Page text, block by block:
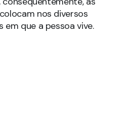
nos diversos
que a pessoa vive.